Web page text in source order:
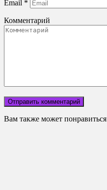
Email *
Комментарий
Вам также может понравиться